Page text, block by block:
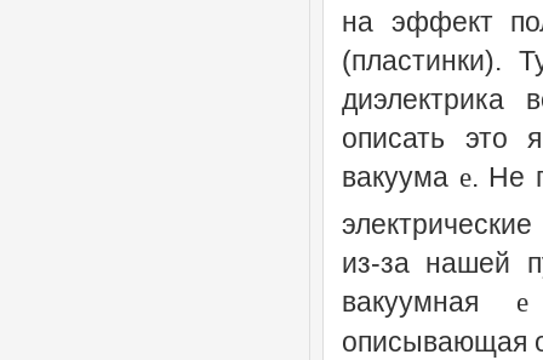
на эффект
(пластинки).
описать это
вакуума e. Не
из-за нашей
вакуумная e
описывающая